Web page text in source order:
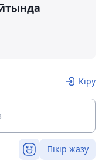
Кіру
Пікір жазу